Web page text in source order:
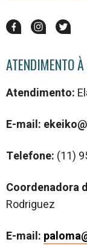
ATENDIMENTO
Atendimento:
E-mail:
Telefone: (11)
Coordenadora
Rodriguez
E-mail: